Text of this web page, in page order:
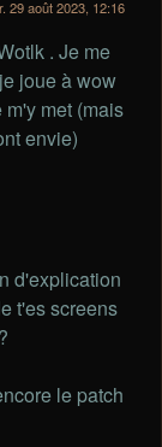
29 août 2023, 12:16
. Je me
joue à wow
met (mais
envie)
d'explication
t'es screens
le patch